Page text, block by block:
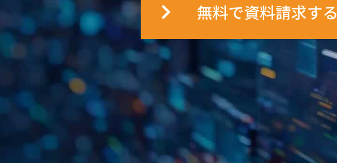
無料で資料請求する